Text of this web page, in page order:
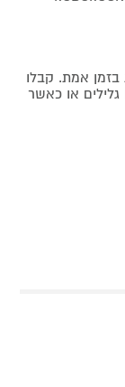
בזמן אמת. קבלו
או כאשר